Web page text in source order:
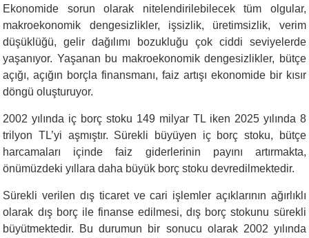
Ekonomide sorun olarak nitelendirilebilecek tüm olgular,
makroekonomik dengesizlikler, işsizlik, üretimsizlik, verim
düşüklüğü, gelir dağılımı bozukluğu çok ciddi seviyelerde
yaşanıyor. Yaşanan bu makroekonomik dengesizlikler, bütçe
açığı, açığın borçla finansmanı, faiz artışı ekonomide bir kısır
döngü oluşturuyor.
2002 yılında iç borç stoku 149 milyar TL iken 2025 yılında 8
trilyon TL’yi aşmıştır. Sürekli büyüyen iç borç stoku, bütçe
harcamaları içinde faiz giderlerinin payını artırmakta,
önümüzdeki yıllara daha büyük borç stoku devredilmektedir.
Sürekli verilen dış ticaret ve cari işlemler açıklarının ağırlıklı
olarak dış borç ile finanse edilmesi, dış borç stokunu sürekli
büyütmektedir. Bu durumun bir sonucu olarak 2002 yılında